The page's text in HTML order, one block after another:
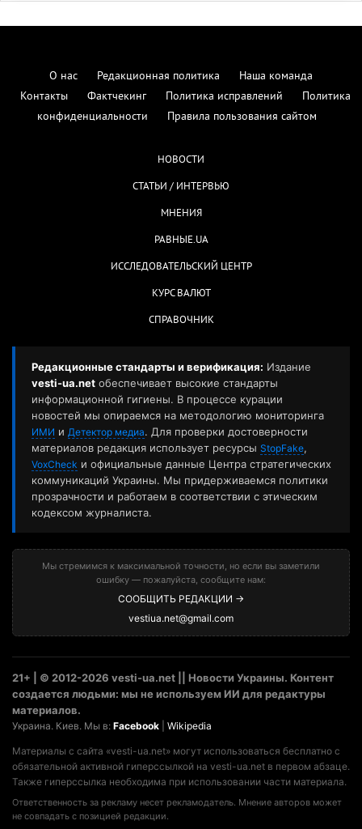
О нас Редакционная политика
Наша команда
Контакты
Фактчекинг Политика исправлений
Политика
конфиденциальности
Правила пользования сайтом
НОВОСТИ
СТАТЬИ / ИНТЕРВЬЮ
МНЕНИЯ
РАВНЫЕ.UA
ИССЛЕДОВАТЕЛЬСКИЙ ЦЕНТР
КУРС ВАЛЮТ
СПРАВОЧНИК
Редакционные стандарты и верификация: Издание
vesti-ua.net обеспечивает высокие стандарты
информационной гигиены. В процессе курации
новостей мы опираемся на методологию мониторинга
ИМИ и Детектор медиа. Для проверки достоверности
материалов редакция использует ресурсы StopFake,
VoxCheck и официальные данные Центра стратегических
коммуникаций Украины. Мы придерживаемся политики
прозрачности и работаем в соответствии с этическим
кодексом журналиста.
Мы стремимся к максимальной точности, но если вы заметили
ошибку — пожалуйста, сообщите нам:
СООБЩИТЬ РЕДАКЦИИ →
vestiua.net@gmail.com
21+ | © 2012-2026 vesti-ua.net || Новости Украины. Контент
создается людьми: мы не используем ИИ для редактуры
материалов.
Украина. Киев. Мы в: Facebook Wikipedia
Материалы с сайта «vesti-ua.net» могут использоваться бесплатно с
обязательной активной гиперссылкой на vesti-ua.net в первом абзаце.
Также гиперссылка необходима при использовании части материала.
Ответственность за рекламу несет рекламодатель. Мнение авторов может
не совпадать с позицией редакции.